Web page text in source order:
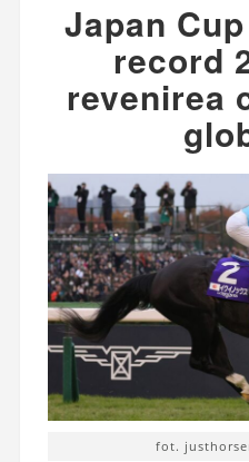
Japan
record
revenirea
fot.